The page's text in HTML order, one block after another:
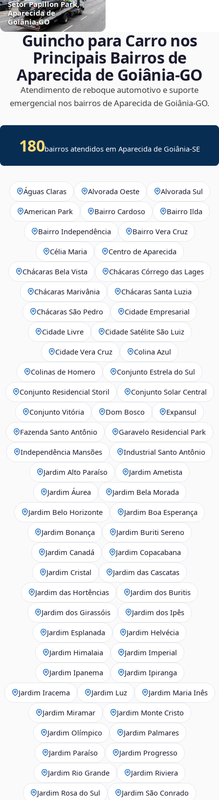
Setor Papillon Park,
Aparecida de
Goiânia‑GO
Guincho para Carro nos
Principais Bairros de
Aparecida de Goiânia‑GO
Atendimento de reboque automotivo e suporte
emergencial nos bairros de Aparecida de Goiânia‑GO.
180bairros atendidos emAparecida de Goiânia-SE
Águas Claras Alvorada Oeste Alvorada Sul
American Park Bairro Cardoso Bairro Ilda
Bairro Independência Bairro Vera Cruz
Célia Maria Centro de Aparecida
Chácaras Bela Vista Chácaras Córrego das Lages
Chácaras Marivânia Chácaras Santa Luzia
Chácaras São Pedro Cidade Empresarial
Cidade Livre Cidade Satélite São Luiz
Cidade Vera Cruz Colina Azul
Colinas de Homero Conjunto Estrela do Sul
Conjunto Residencial Storil Conjunto Solar Central
Conjunto Vitória Dom Bosco Expansul
Fazenda Santo Antônio Garavelo Residencial Park
Independência Mansões Industrial Santo Antônio
Jardim Alto Paraíso Jardim Ametista
Jardim Áurea Jardim Bela Morada
Jardim Belo Horizonte Jardim Boa Esperança
Jardim Bonança Jardim Buriti Sereno
Jardim Canadá Jardim Copacabana
Jardim Cristal Jardim das Cascatas
Jardim das Hortências Jardim dos Buritis
Jardim dos Girassóis Jardim dos Ipês
Jardim Esplanada Jardim Helvécia
Jardim Himalaia Jardim Imperial
Jardim Ipanema Jardim Ipiranga
Jardim Iracema Jardim Luz Jardim Maria Inês
Jardim Miramar Jardim Monte Cristo
Jardim Olímpico Jardim Palmares
Jardim Paraíso Jardim Progresso
Jardim Rio Grande Jardim Riviera
Jardim Rosa do Sul Jardim São Conrado